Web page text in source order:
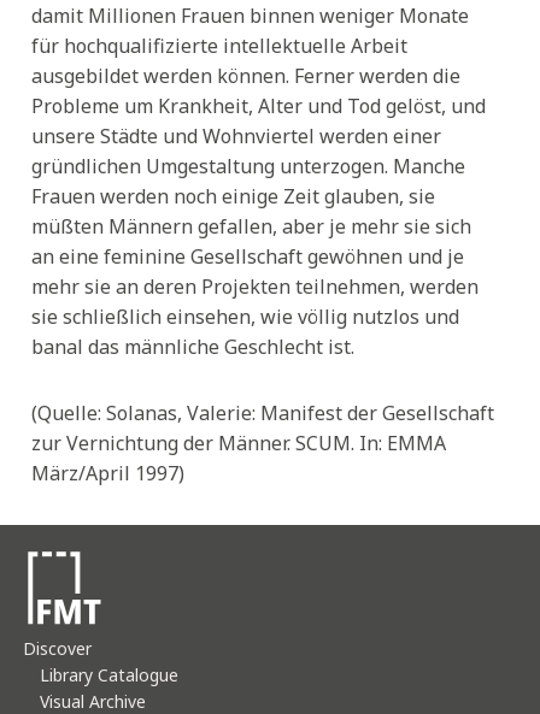
damit Millionen Frauen binnen weniger Monate
für hochqualifizierte intellektuelle Arbeit
ausgebildet werden können. Ferner werden die
Probleme um Krankheit, Alter und Tod gelöst, und
unsere Städte und Wohnviertel werden einer
gründlichen Umgestaltung unterzogen. Manche
Frauen werden noch einige Zeit glauben, sie
müßten Männern gefallen, aber je mehr sie sich
an eine feminine Gesellschaft gewöhnen und je
mehr sie an deren Projekten teilnehmen, werden
sie schließlich einsehen, wie völlig nutzlos und
banal das männliche Geschlecht ist.
(Quelle: Solanas, Valerie: Manifest der Gesellschaft
zur Vernichtung der Männer. SCUM. In: EMMA
März/April 1997)
Discover
Library Catalogue
Visual Archive